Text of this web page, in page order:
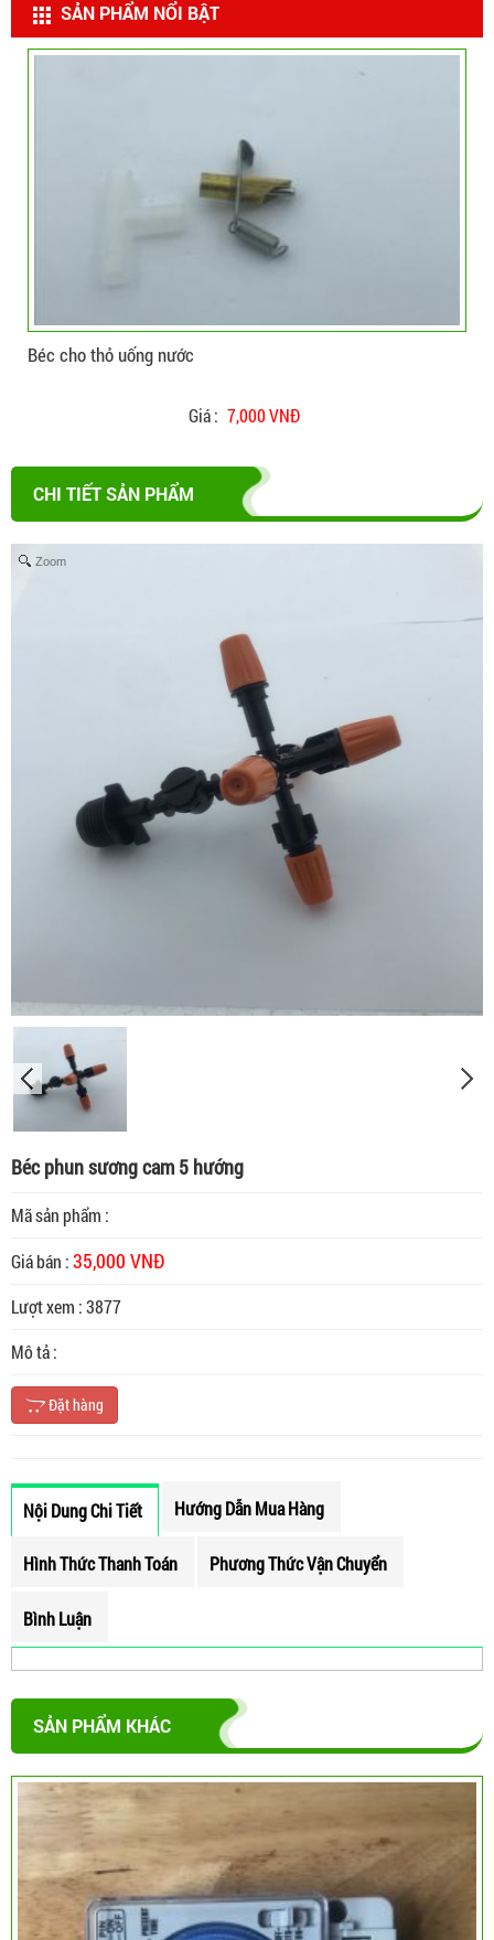
SẢN PHẨM NỔI BẬT
CHI TIẾT
Béc cho thỏ uống nước
Giá : 7,000 VNĐ
ĐẶT HÀNG
CHI TIẾT SẢN PHẨM
Zoom
Béc phun sương cam 5 hướng
Mã sản phẩm :
Giá bán :35,000 VNĐ
Lượt xem : 3877
Mô tả :
Đặt hàng
Nội Dung Chi Tiết Hướng Dẫn Mua Hàng
Hình Thức Thanh Toán Phương Thức Vận Chuyển
Bình Luận
SẢN PHẨM KHÁC